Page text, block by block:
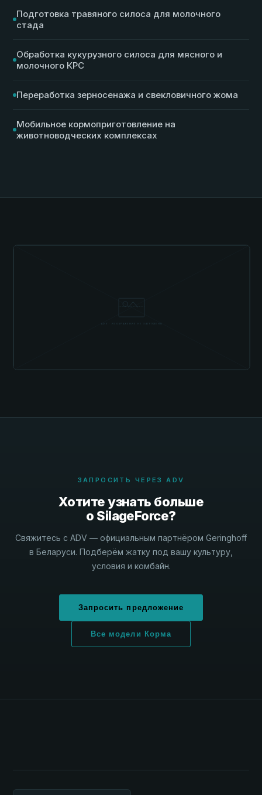
Подготовка травяного силоса для молочного
стада
Обработка кукурузного силоса для мясного и
молочного КРС
Переработка зерносенажа и свекловичного жома
Мобильное кормоприготовление на
животноводческих комплексах
ЗАПРОСИТЬ ЧЕРЕЗ ADV
Хотите узнать больше
о SilageForce?
Свяжитесь с ADV — официальным партнёром Geringhoff
в Беларуси. Подберём жатку под вашу культуру,
условия и комбайн.
Запросить предложение
Все модели Корма